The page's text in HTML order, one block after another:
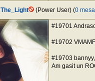
The_Light (Power User) (0
#19701
#19702
#19703
Am gasit un